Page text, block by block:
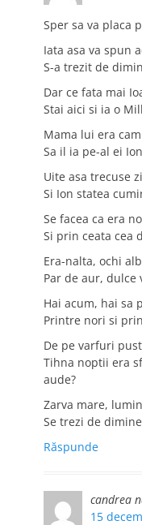
Sper sa va placa
Iata asa va spun
S-a trezit de
Dar ce fata mai
Stai aici si ia o
Mama lui era
Sa il ia pe-al ei
Uite asa trecuse
Si Ion statea
Se facea ca era
Si prin ceata cea
Era-nalta, ochi
Par de aur, dulce
Hai acum, hai sa
Printre nori si
De pe varfuri
Tihna noptii era
aude?
Zarva mare,
Se trezi de
Răspunde
candrea
15